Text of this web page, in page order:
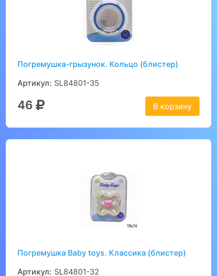
Погремушка-грызунок. Кольцо (блистер)
Артикул: SL84801-35
46 В корзину
Погремушка Baby toys. Классика (блистер)
Артикул: SL84801-32